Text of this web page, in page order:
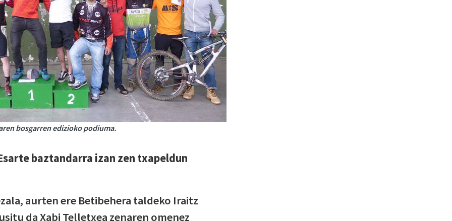
bosgarren edizioko podiuma.
baztandarra izan zen txapeldun
aurten ere Betibehera taldeko Iraitz
da Xabi Telletxea zenaren omenez